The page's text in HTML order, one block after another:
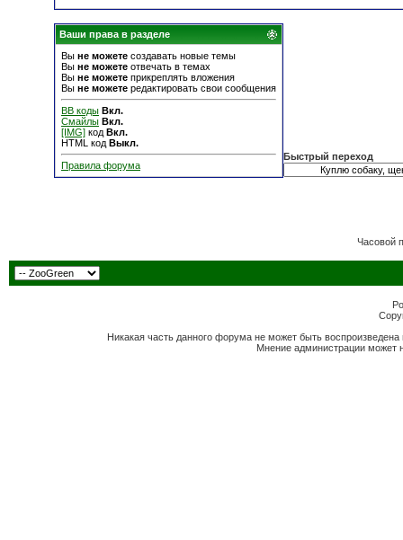
Ваши права в разделе
Вы не можете создавать новые темы
Вы не можете отвечать в темах
Вы не можете прикреплять вложения
Вы не можете редактировать свои сообщения
BB коды Вкл.
Смайлы Вкл.
[IMG] код Вкл.
HTML код Выкл.
Правила форума
Быстрый переход
Часовой
Никакая часть данного форума не может быть
Мнение администрации может